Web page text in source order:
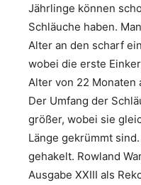
Jährlinge können
Schläuche haben.
Alter an den scharf
wobei die erste
Alter von 22 Monaten
Der Umfang der
größer, wobei sie
Länge gekrümmt
gehakelt. Rowland
Ausgabe XXIII als